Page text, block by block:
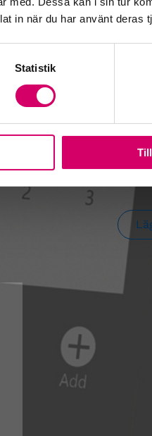
in när du har använt deras
Statistik